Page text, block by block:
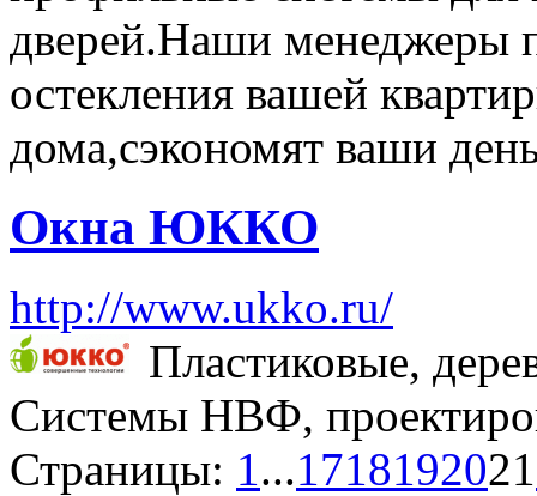
дверей.Наши менеджеры
остекления вашей
дома,сэкономят ваши
Окна ЮККО
http://www.ukko.ru/
Пластиковые,
Системы НВФ,
Страницы: 1 ...1718192021